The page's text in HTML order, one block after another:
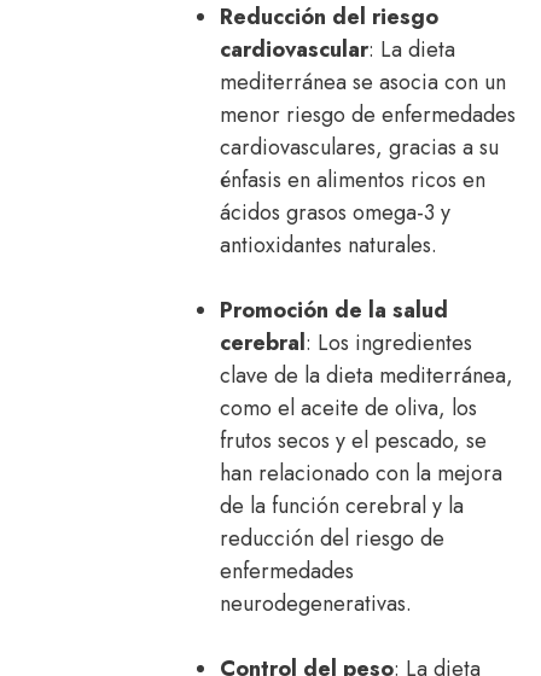
Reducción del riesgo
cardiovascular: La dieta
mediterránea se asocia con un
menor riesgo de enfermedades
cardiovasculares, gracias a su
énfasis en alimentos ricos en
ácidos grasos omega-3 y
antioxidantes naturales.
Promoción de la salud
cerebral: Los ingredientes
clave de la dieta mediterránea,
como el aceite de oliva, los
frutos secos y el pescado, se
han relacionado con la mejora
de la función cerebral y la
reducción del riesgo de
enfermedades
neurodegenerativas.
Control del peso: La dieta